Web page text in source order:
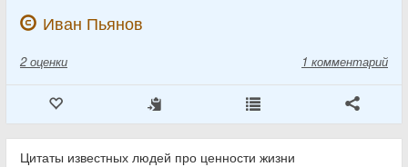
Иван Пьянов
2 оценки 1 комментарий
Цитаты известных людей про ценности жизни